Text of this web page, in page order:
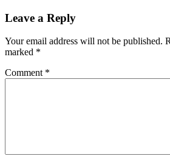
Leave a Reply
Your email address will not be published.
marked *
Comment *